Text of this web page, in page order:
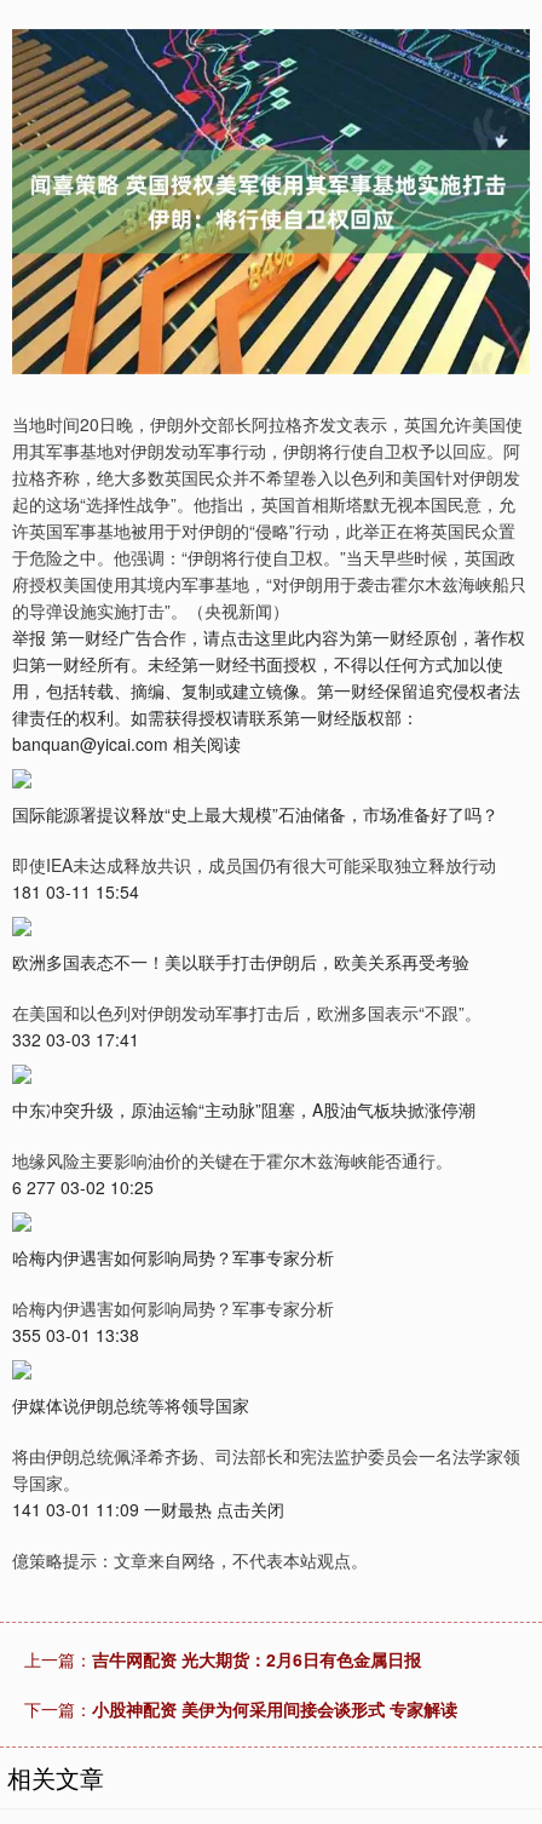
当地时间20日晚，伊朗外交部长阿拉格齐发文表示，英国允许美国使
用其军事基地对伊朗发动军事行动，伊朗将行使自卫权予以回应。阿
拉格齐称，绝大多数英国民众并不希望卷入以色列和美国针对伊朗发
起的这场“选择性战争”。他指出，英国首相斯塔默无视本国民意，允
许英国军事基地被用于对伊朗的“侵略”行动，此举正在将英国民众置
于危险之中。他强调：“伊朗将行使自卫权。”当天早些时候，英国政
府授权美国使用其境内军事基地，“对伊朗用于袭击霍尔木兹海峡船只
的导弹设施实施打击”。（央视新闻）
举报 第一财经广告合作，请点击这里此内容为第一财经原创，著作权
归第一财经所有。未经第一财经书面授权，不得以任何方式加以使
用，包括转载、摘编、复制或建立镜像。第一财经保留追究侵权者法
律责任的权利。如需获得授权请联系第一财经版权部：
banquan@yicai.com 相关阅读
国际能源署提议释放“史上最大规模”石油储备，市场准备好了吗？
即使IEA未达成释放共识，成员国仍有很大可能采取独立释放行动
181 03-11 15:54
欧洲多国表态不一！美以联手打击伊朗后，欧美关系再受考验
在美国和以色列对伊朗发动军事打击后，欧洲多国表示“不跟”。
332 03-03 17:41
中东冲突升级，原油运输“主动脉”阻塞，A股油气板块掀涨停潮
地缘风险主要影响油价的关键在于霍尔木兹海峡能否通行。
6 277 03-02 10:25
哈梅内伊遇害如何影响局势？军事专家分析
哈梅内伊遇害如何影响局势？军事专家分析
355 03-01 13:38
伊媒体说伊朗总统等将领导国家
将由伊朗总统佩泽希齐扬、司法部长和宪法监护委员会一名法学家领
导国家。
141 03-01 11:09 一财最热 点击关闭
億策略提示：文章来自网络，不代表本站观点。
上一篇： 吉牛网配资 光大期货：2月6日有色金属日报
下一篇： 小股神配资 美伊为何采用间接会谈形式 专家解读
相关文章